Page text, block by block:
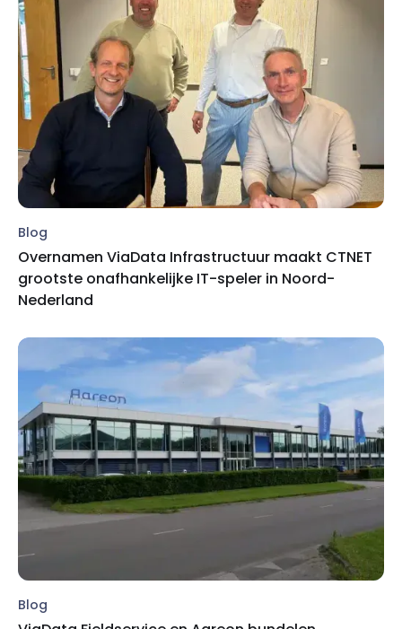
Blog
Overnamen ViaData Infrastructuur maakt CTNET
grootste onafhankelijke IT-speler in Noord-
Nederland
Blog